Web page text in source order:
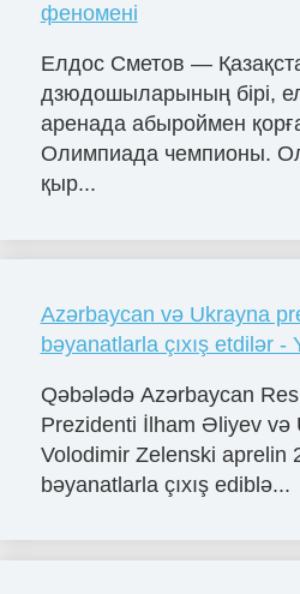
феномені
Елдос Сметов —
дзюдошыларының бірі,
аренада абыроймен
Олимпиада чемпионы.
қыр...
Azərbaycan və Ukrayna
bəyanatlarla çıxış etdilər
Qəbələdə Azərbaycan
Prezidenti İlham Əliyev və
Volodimir Zelenski aprelin
bəyanatlarla çıxış ediblə...